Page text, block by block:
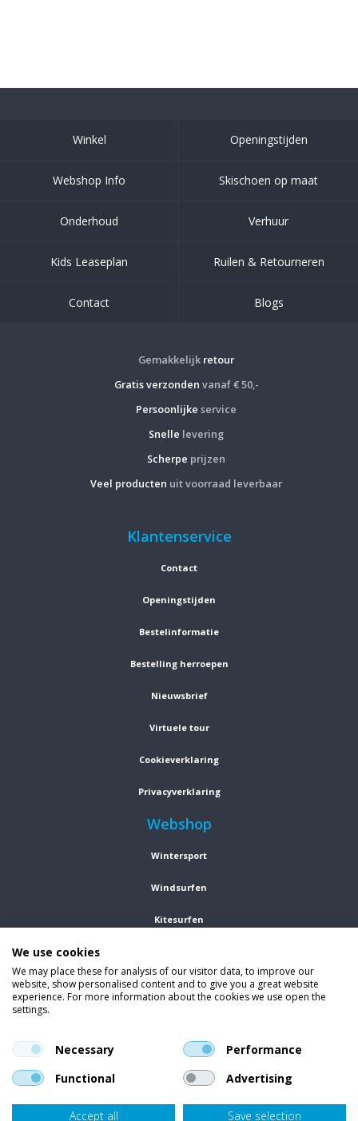
Winkel Openingstijden
Webshop Info Skischoen op maat
Onderhoud Verhuur
Kids Leaseplan Ruilen & Retourneren
Contact Blogs
Gemakkelijk retour
Gratis verzonden vanaf € 50,-
Persoonlijke service
Snelle levering
Scherpe prijzen
Veel producten uit voorraad leverbaar
Klantenservice
Contact
Openingstijden
Bestelinformatie
Bestelling herroepen
Nieuwsbrief
Virtuele tour
Cookieverklaring
Privacyverklaring
Webshop
Wintersport
Windsurfen
Kitesurfen
Kleding
Vind ons op social media
En blijf op de hoogte van trends, aanbiedingen en kortingsacties.
Onze klanten beoordelen Van Bellen Wind & Snowgemiddeld met een
We use cookies
We may place these for analysis of our visitor data, to improve our
website, show personalised content and to give you a great website
experience. For more information about the cookies we use open the
settings.
Necessary
Performance
Functional
Advertising
Accept all Save selection